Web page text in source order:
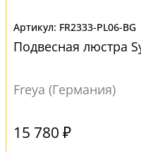
FR2333-PL06-BG
Подвесная люстра
Freya (Германия)
15 780 ₽